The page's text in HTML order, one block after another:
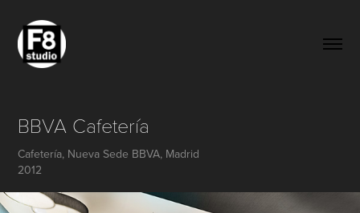
BBVA Cafetería
Cafetería, Nueva Sede BBVA, Madrid
2012